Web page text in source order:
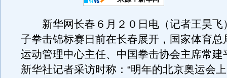
新华网长春６月２０日电（记者王昊飞
子拳击锦标赛日前在长春展开，国家体育总
运动管理中心主任、中国拳击协会主席常建
新华社记者采访时称：“明年的北京奥运会